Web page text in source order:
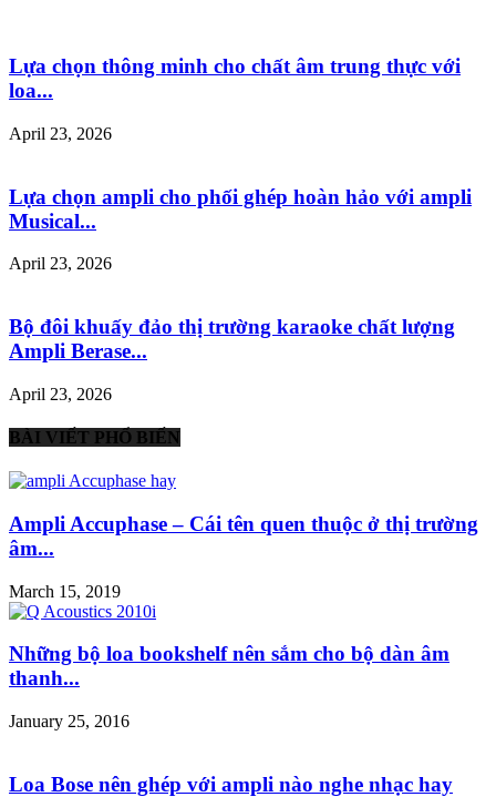
Lựa chọn thông minh cho chất âm trung thực với
loa...
April 23, 2026
Lựa chọn ampli cho phối ghép hoàn hảo với ampli
Musical...
April 23, 2026
Bộ đôi khuấy đảo thị trường karaoke chất lượng
Ampli Berase...
April 23, 2026
BÀI VIẾT PHỔ BIẾN
Ampli Accuphase – Cái tên quen thuộc ở thị trường
âm...
March 15, 2019
Những bộ loa bookshelf nên sắm cho bộ dàn âm
thanh...
January 25, 2016
Loa Bose nên ghép với ampli nào nghe nhạc hay